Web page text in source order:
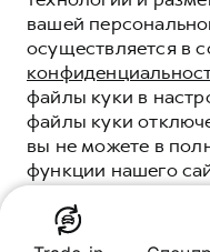
вашей
осуществляется в
файлы куки в
файлы куки
вы не можете в
функции нашего
ПОНЯТНО